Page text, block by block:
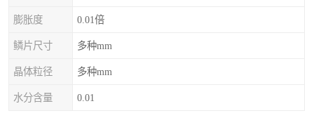
膨胀度 0.01倍
鳞片尺寸 多种mm
晶体粒径 多种mm
水分含量 0.01